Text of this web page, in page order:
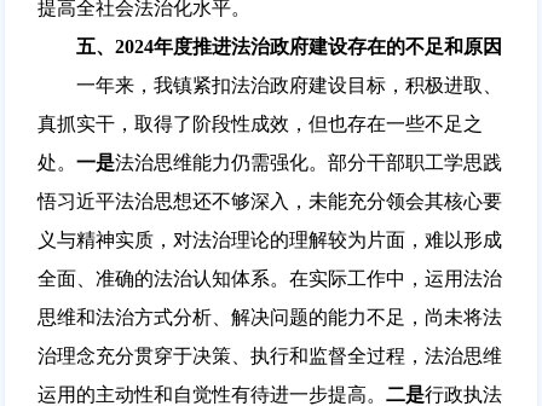
提高全社会法治化水平。
五、2024年度推进法治政府建设存在的不足和原因
一年来，我镇紧扣法治政府建设目标，积极进取、
真抓实干，取得了阶段性成效，但也存在一些不足之
处。 一是法治思维能力仍需强化。部分干部职工学思践
悟习近平法治思想还不够深入，未能充分领会其核心要
义与精神实质，对法治理论的理解较为片面，难以形成
全面、准确的法治认知体系。在实际工作中，运用法治
思维和法治方式分析、解决问题的能力不足，尚未将法
治理念充分贯穿于决策、执行和监督全过程，法治思维
运用的主动性和自觉性有待进一步提高。 二是行政执法